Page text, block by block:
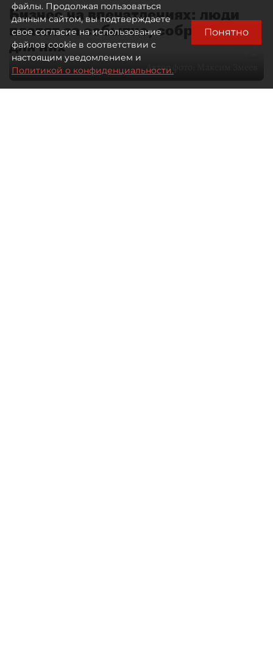
Бизнес на впечатлениях: люди
платят за событие, собранное
для них
Автор фото:
файлы. Продолжая пользоваться
данным сайтом, вы подтверждаете
свое согласие на использование
файлов cookie в соответствии с
настоящим уведомлением и
Политикой о конфиденциальности.
Понятно